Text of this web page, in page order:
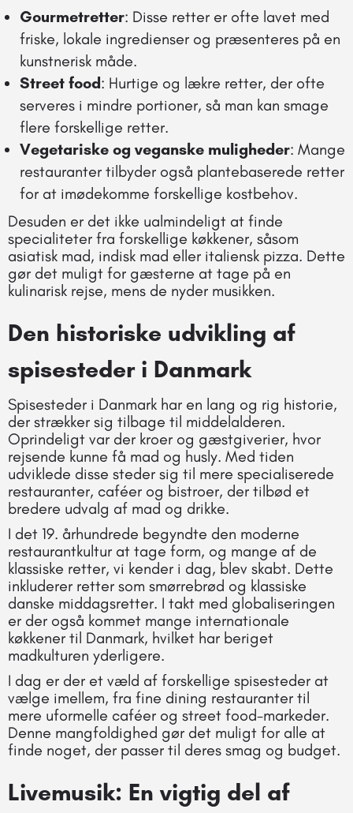
Gourmetretter: Disse retter er ofte lavet med
friske, lokale ingredienser og præsenteres på en
kunstnerisk måde.
Street food: Hurtige og lækre retter, der ofte
serveres i mindre portioner, så man kan smage
flere forskellige retter.
Vegetariske og veganske muligheder: Mange
restauranter tilbyder også plantebaserede retter
for at imødekomme forskellige kostbehov.
Desuden er det ikke ualmindeligt at finde
specialiteter fra forskellige køkkener, såsom
asiatisk mad, indisk mad eller italiensk pizza. Dette
gør det muligt for gæsterne at tage på en
kulinarisk rejse, mens de nyder musikken.
Den historiske udvikling af
spisesteder i Danmark
Spisesteder i Danmark har en lang og rig historie,
der strækker sig tilbage til middelalderen.
Oprindeligt var der kroer og gæstgiverier, hvor
rejsende kunne få mad og husly. Med tiden
udviklede disse steder sig til mere specialiserede
restauranter, caféer og bistroer, der tilbød et
bredere udvalg af mad og drikke.
I det 19. århundrede begyndte den moderne
restaurantkultur at tage form, og mange af de
klassiske retter, vi kender i dag, blev skabt. Dette
inkluderer retter som smørrebrød og klassiske
danske middagsretter. I takt med globaliseringen
er der også kommet mange internationale
køkkener til Danmark, hvilket har beriget
madkulturen yderligere.
I dag er der et væld af forskellige spisesteder at
vælge imellem, fra fine dining restauranter til
mere uformelle caféer og street food-markeder.
Denne mangfoldighed gør det muligt for alle at
finde noget, der passer til deres smag og budget.
Livemusik: En vigtig del af